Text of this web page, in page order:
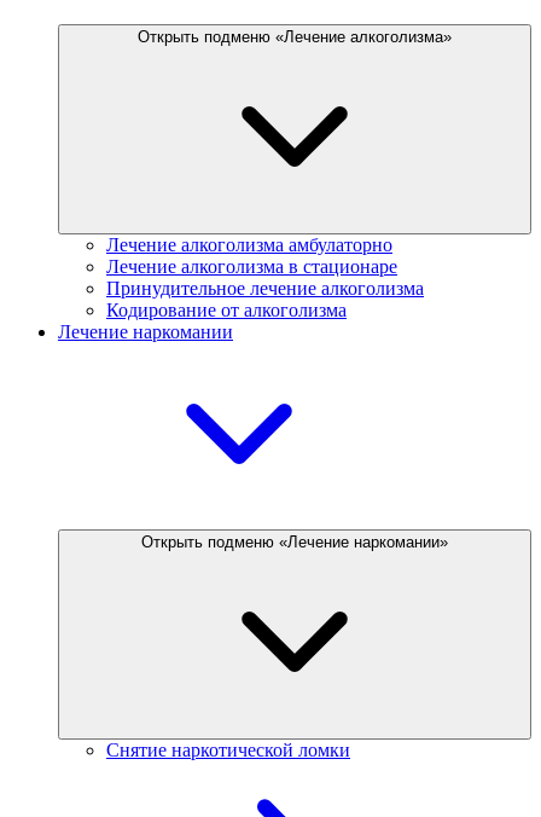
Открыть подменю «Лечение алкоголизма»
Лечение алкоголизма амбулаторно
Лечение алкоголизма в стационаре
Принудительное лечение алкоголизма
Кодирование от алкоголизма
Лечение наркомании
Открыть подменю «Лечение наркомании»
Снятие наркотической ломки